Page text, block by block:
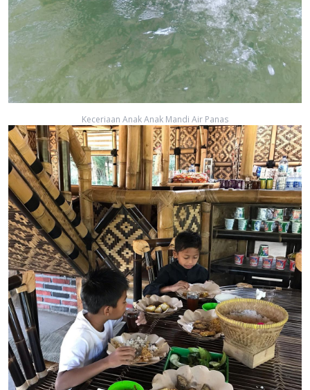
Keceriaan Anak Anak Mandi Air Panas